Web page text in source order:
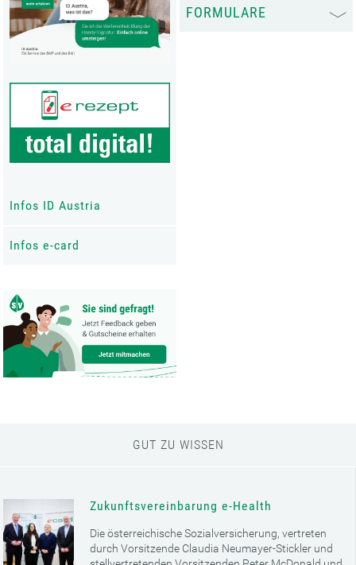
Infos ID Austria
Infos e-card
FORMULARE
GUT ZU WISSEN
Zukunftsvereinbarung e-Health
Die österreichische Sozialversicherung, vertreten
durch Vorsitzende Claudia Neumayer-Stickler und